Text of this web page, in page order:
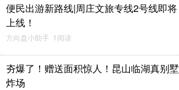
便民出游新路线|周庄文旅专线2号线即将
上线！
方向盘小助手 1阅读
夯爆了！赠送面积惊人！昆山临湖真别墅
炸场